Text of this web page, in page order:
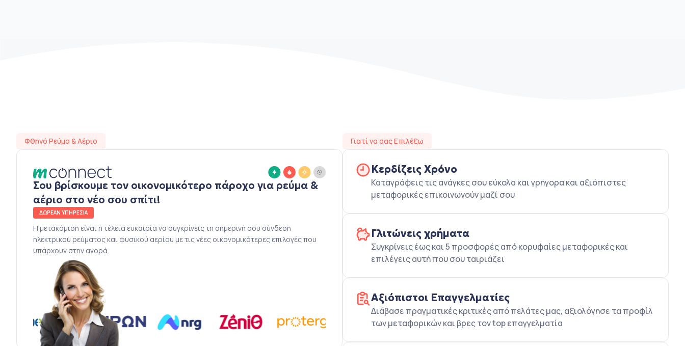
Φθηνό Ρεύμα & Αέριο
Σου βρίσκουμε τον οικονομικότερο πάροχο για ρεύμα &
αέριο στο νέο σου σπίτι!
ΔΩΡΕΑΝ ΥΠΗΡΕΣΙΑ
Η μετακόμιση είναι η τέλεια ευκαιρία να συγκρίνεις τη σημερινή σου σύνδεση
ηλεκτρικού ρεύματος και φυσικού αερίου με τις νέες οικονομικότερες επιλογές που
υπάρχουν στην αγορά.
Γιατί να σας Επιλέξω
Κερδίζεις Χρόνο
Καταγράφεις τις ανάγκες σου εύκολα και γρήγορα και αξιόπιστες
μεταφορικές επικοινωνούν μαζί σου
Γλιτώνεις χρήματα
Συγκρίνεις έως και 5 προσφορές από κορυφαίες μεταφορικές και
επιλέγεις αυτή που σου ταιριάζει
Αξιόπιστοι Επαγγελματίες
Διάβασε πραγματικές κριτικές από πελάτες μας, αξιολόγησε τα προφίλ
των μεταφορικών και βρες τον top επαγγελματία